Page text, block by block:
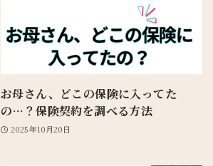
お母さん、どこの保険に入ってた
の…？保険契約を調べる方法
2025年10月20日